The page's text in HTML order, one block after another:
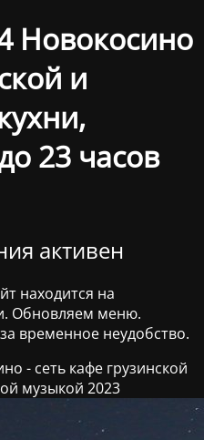
Новокосино
и
23 часов
активен
находится на
Обновляем меню.
временное неудобство.
- сеть кафе грузинской
музыкой 2023